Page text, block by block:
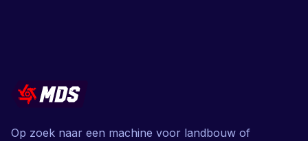
Op zoek naar een machine voor landbouw of